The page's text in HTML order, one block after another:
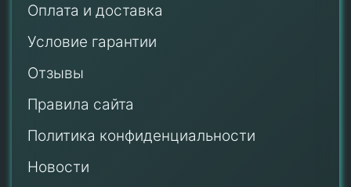
Оплата и доставка
Условие гарантии
Отзывы
Правила сайта
Политика конфиденциальности
Новости